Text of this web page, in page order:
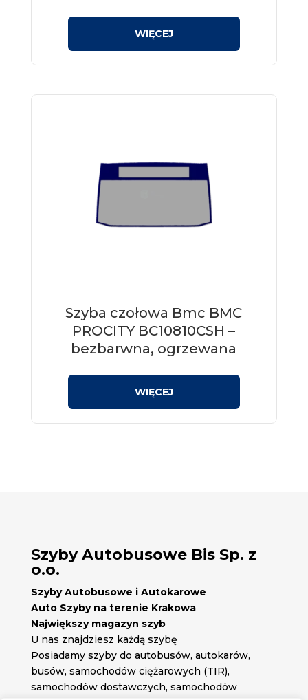
Szyba czołowa Bmc BMC
PROCITY BC10810CSH –
bezbarwna, ogrzewana
Szyby Autobusowe Bis Sp. z
o.o.
Szyby Autobusowe i Autokarowe
Auto Szyby na terenie Krakowa
Największy magazyn szyb
U nas znajdziesz każdą szybę
Posiadamy szyby do autobusów, autokarów,
busów, samochodów ciężarowych (TIR),
samochodów dostawczych, samochodów